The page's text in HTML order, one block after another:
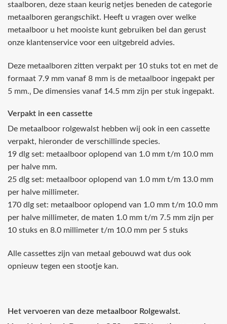
staalboren, deze staan keurig netjes beneden de categorie
metaalboren gerangschikt. Heeft u vragen over welke
metaalboor u het mooiste kunt gebruiken bel dan gerust
onze klantenservice voor een uitgebreid advies.
Deze metaalboren zitten verpakt per 10 stuks tot en met de
formaat 7.9 mm vanaf 8 mm is de metaalboor ingepakt per
5 mm.‚ De dimensies vanaf 14.5 mm zijn per stuk ingepakt.
Verpakt in een cassette
De metaalboor rolgewalst hebben wij ook in een cassette
verpakt, hieronder de verschillinde species.
19 dlg set: metaalboor oplopend van 1.0 mm t/m 10.0 mm
per halve mm.
25 dlg set: metaalboor oplopend van 1.0 mm t/m 13.0 mm
per halve millimeter.
170 dlg set: metaalboor oplopend van 1.0 mm t/m 10.0 mm
per halve millimeter, de maten 1.0 mm t/m 7.5 mm zijn per
10 stuks en 8.0 millimeter t/m 10.0 mm per 5 stuks
Alle cassettes zijn van metaal gebouwd wat dus ook
opnieuw tegen een stootje kan.
Het vervoeren van deze metaalboor Rolgewalst.